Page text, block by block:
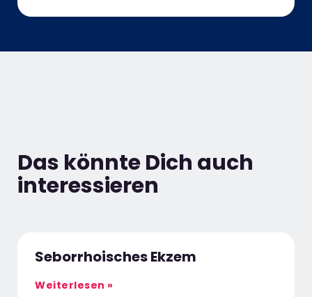
Das könnte Dich auch
interessieren
Seborrhoisches Ekzem
Weiterlesen »